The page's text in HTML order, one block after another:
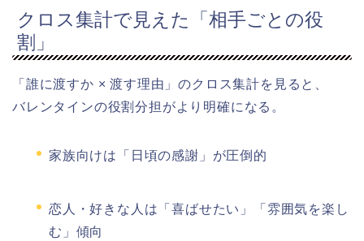
クロス集計で見えた「相手ごとの役
割」
「誰に渡すか × 渡す理由」のクロス集計を見ると、
バレンタインの役割分担がより明確になる。
家族向けは「日頃の感謝」が圧倒的
恋人・好きな人は「喜ばせたい」「雰囲気を楽し
む」傾向